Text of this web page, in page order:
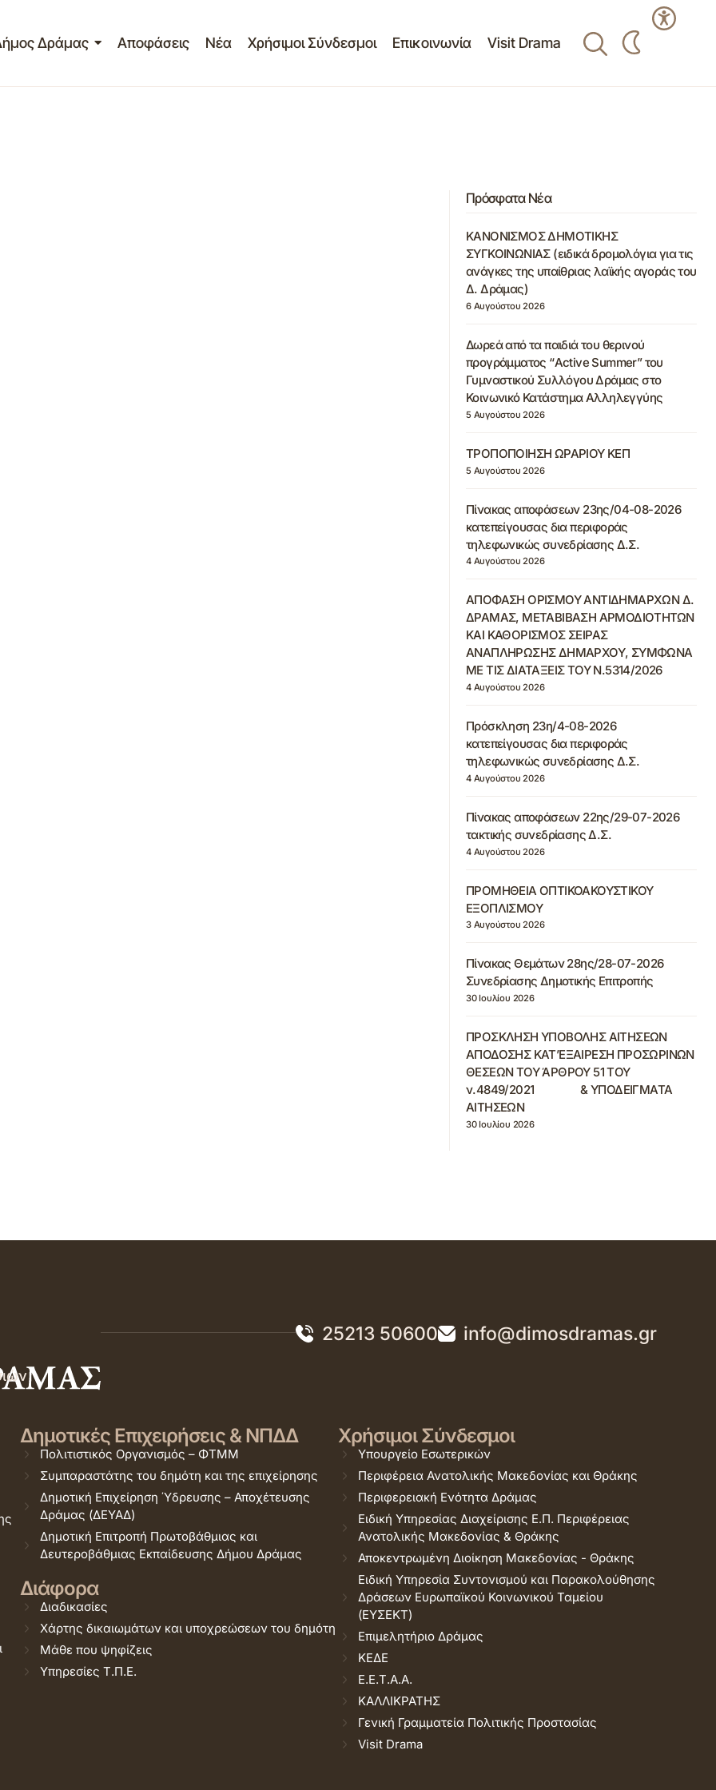
Δράμας Αποφάσεις Νέα Χρήσιμοι Σύνδεσμοι Επικοινωνία Visit Drama
Πρόσφατα Νέα
ΚΑΝΟΝΙΣΜΟΣ ΔΗΜΟΤΙΚΗΣ
ΣΥΓΚΟΙΝΩΝΙΑΣ (ειδικά δρομολόγια για τις
ανάγκες της υπαίθριας λαϊκής αγοράς του
Δ. Δράμας)
6 Αυγούστου 2026
Δωρεά από τα παιδιά του θερινού
προγράμματος “Active Summer” του
Γυμναστικού Συλλόγου Δράμας στο
Κοινωνικό Κατάστημα Αλληλεγγύης
5 Αυγούστου 2026
ΤΡΟΠΟΠΟΙΗΣΗ ΩΡΑΡΙΟΥ ΚΕΠ
5 Αυγούστου 2026
Πίνακας αποφάσεων 23ης/04-08-2026
κατεπείγουσας δια περιφοράς
τηλεφωνικώς συνεδρίασης Δ.Σ.
4 Αυγούστου 2026
ΑΠΟΦΑΣΗ ΟΡΙΣΜΟΥ ΑΝΤΙΔΗΜΑΡΧΩΝ Δ.
ΔΡΑΜΑΣ, ΜΕΤΑΒΙΒΑΣΗ ΑΡΜΟΔΙΟΤΗΤΩΝ
ΚΑΙ ΚΑΘΟΡΙΣΜΟΣ ΣΕΙΡΑΣ
ΑΝΑΠΛΗΡΩΣΗΣ ΔΗΜΑΡΧΟΥ, ΣΥΜΦΩΝΑ
ΜΕ ΤΙΣ ΔΙΑΤΑΞΕΙΣ ΤΟΥ Ν.5314/2026
4 Αυγούστου 2026
Πρόσκληση 23η/4-08-2026
κατεπείγουσας δια περιφοράς
τηλεφωνικώς συνεδρίασης Δ.Σ.
4 Αυγούστου 2026
Πίνακας αποφάσεων 22ης/29-07-2026
τακτικής συνεδρίασης Δ.Σ.
4 Αυγούστου 2026
ΠΡΟΜΗΘΕΙΑ ΟΠΤΙΚΟΑΚΟΥΣΤΙΚΟΥ
ΕΞΟΠΛΙΣΜΟΥ
3 Αυγούστου 2026
Πίνακας Θεμάτων 28ης/28-07-2026
Συνεδρίασης Δημοτικής Επιτροπής
30 Ιουλίου 2026
ΠΡΟΣΚΛΗΣΗ ΥΠΟΒΟΛΗΣ ΑΙΤΗΣΕΩΝ
ΑΠΟΔΟΣΗΣ ΚΑΤ’ΕΞΑΙΡΕΣΗ ΠΡΟΣΩΡΙΝΩΝ
ΘΕΣΕΩΝ ΤΟΥ ΆΡΘΡΟΥ 51 ΤΟΥ
ν.4849/2021 & ΥΠΟΔΕΙΓΜΑΤΑ
ΑΙΤΗΣΕΩΝ
30 Ιουλίου 2026
25213 50600 info@dimosdramas.gr
Δημοτικές Επιχειρήσεις & ΝΠΔΔ
Πολιτιστικός Οργανισμός – ΦΤΜΜ
Συμπαραστάτης του δημότη και της επιχείρησης
Δημοτική Επιχείρηση Ύδρευσης – Αποχέτευσης
Δράμας (ΔΕΥΑΔ)
Δημοτική Επιτροπή Πρωτοβάθμιας και
Δευτεροβάθμιας Εκπαίδευσης Δήμου Δράμας
Διάφορα
Διαδικασίες
Χάρτης δικαιωμάτων και υποχρεώσεων του δημότη
Μάθε που ψηφίζεις
Υπηρεσίες Τ.Π.Ε.
Χρήσιμοι Σύνδεσμοι
Υπουργείο Εσωτερικών
Περιφέρεια Ανατολικής Μακεδονίας και Θράκης
Περιφερειακή Ενότητα Δράμας
Ειδική Υπηρεσίας Διαχείρισης Ε.Π. Περιφέρειας
Ανατολικής Μακεδονίας & Θράκης
Αποκεντρωμένη Διοίκηση Μακεδονίας - Θράκης
Ειδική Υπηρεσία Συντονισμού και Παρακολούθησης
Δράσεων Ευρωπαϊκού Κοινωνικού Ταμείου
(ΕΥΣΕΚΤ)
Επιμελητήριο Δράμας
ΚΕΔΕ
Ε.Ε.Τ.Α.Α.
ΚΑΛΛΙΚΡΑΤΗΣ
Γενική Γραμματεία Πολιτικής Προστασίας
Visit Drama